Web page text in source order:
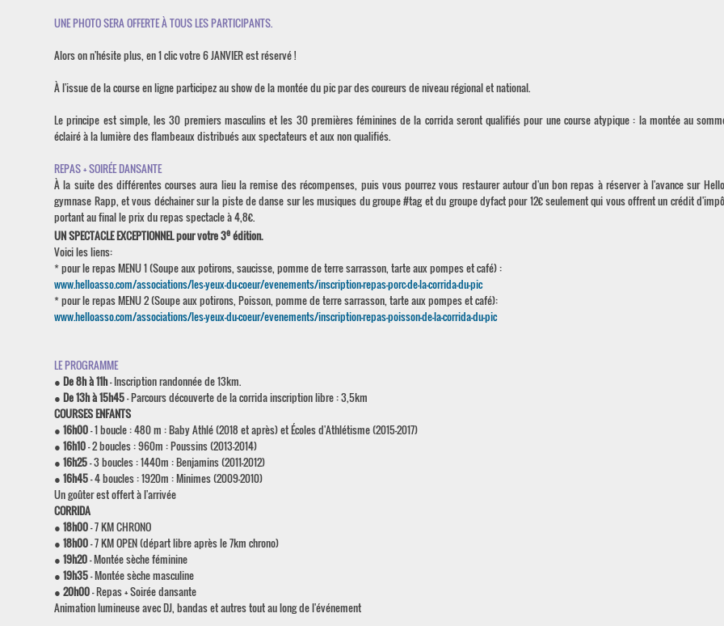
UNE PHOTO SERA OFFERTE À TOUS LES PARTICIPANTS.
Alors on n'hésite plus, en 1 clic votre 6 JANVIER est réservé !
À l'issue de la course en ligne participez au show de la montée du pic par des coureurs de niveau régional et national.
Le principe est simple, les 30 premiers masculins et les 30 premières féminines de la corrida seront qualifiés pour une course atypique : la montée au
éclairé à la lumière des flambeaux distribués aux spectateurs et aux non qualifiés.
REPAS + SOIRÉE DANSANTE
À la suite des différentes courses aura lieu la remise des récompenses, puis vous pourrez vous restaurer autour d'un bon repas à réserver à l'avance sur
gymnase Rapp, et vous déchainer sur la piste de danse sur les musiques du groupe #tag et du groupe dyfact pour 12€ seulement qui vous offrent un crédit
portant au final le prix du repas spectacle à 4,8€.
UN SPECTACLE EXCEPTIONNEL pour votre 3eédition.
Voici les liens:
* pour le repas MENU 1 (Soupe aux potirons, saucisse, pomme de terre sarrasson, tarte aux pompes et café) :
www.helloasso.com/associations/les-yeux-du-coeur/evenements/inscription-repas-porc-de-la-corrida-du-pic
* pour le repas MENU 2 (Soupe aux potirons, Poisson, pomme de terre sarrasson, tarte aux pompes et café):
www.helloasso.com/associations/les-yeux-du-coeur/evenements/inscription-repas-poisson-de-la-corrida-du-pic
LE PROGRAMME
●De 8h à 11h- Inscription randonnée de 13km.
●De 13h à 15h45- Parcours découverte de la corrida inscription libre : 3,5km
COURSES ENFANTS
●16h00- 1 boucle : 480 m : Baby Athlé (2018 et après) et Écoles d'Athlétisme (2015-2017)
●16h10- 2 boucles : 960m : Poussins (2013-2014)
●16h25- 3 boucles : 1440m : Benjamins (2011-2012)
●16h45- 4 boucles : 1920m : Minimes (2009-2010)
Un goûter est offert à l'arrivée
CORRIDA
●18h00- 7 KM CHRONO
●18h00- 7 KM OPEN (départ libre après le 7km chrono)
●19h20- Montée sèche féminine
●19h35- Montée sèche masculine
●20h00- Repas + Soirée dansante
Animation lumineuse avec DJ, bandas et autres tout au long de l'événement